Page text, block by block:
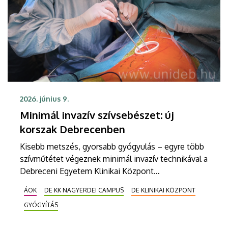
2026. június 9.
Minimál invazív szívsebészet: új
korszak Debrecenben
Kisebb metszés, gyorsabb gyógyulás – egyre több
szívműtétet végeznek minimál invazív technikával a
Debreceni Egyetem Klinikai Központ
metszéssel végzett beavatkozások kisebb
megterhelést jelentenek a betegek számára,
ÁOK DE KK NAGYERDEI CAMPUS
DE KLINIKAI KÖZPONT
GYÓGYÍTÁS